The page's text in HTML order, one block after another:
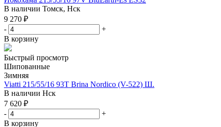
В наличии Томск, Нск
9 270 ₽
-
+
В корзину
Быстрый просмотр
Шипованные
Зимняя
Viatti 215/55/16 93T Brina Nordico (V-522) Ш.
В наличии Нск
7 620 ₽
-
+
В корзину